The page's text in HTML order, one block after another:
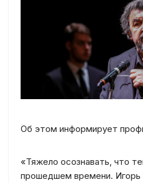
Об этом информирует
«Тяжело осознавать, что
прошедшем времени. Игорь